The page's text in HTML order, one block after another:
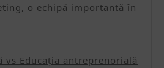
o echipă importantă în
vs Educația antreprenorială